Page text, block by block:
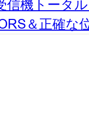
信機 トータ
＆正確な